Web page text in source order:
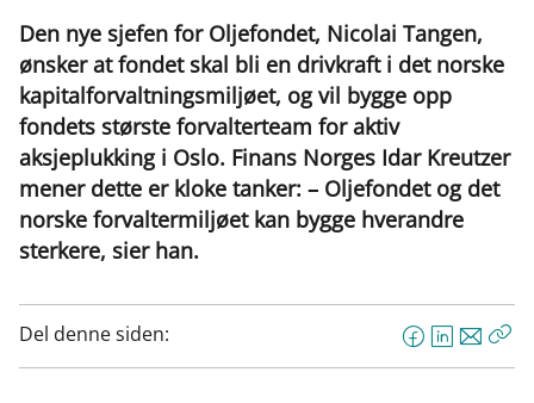
Den nye sjefen for Oljefondet, Nicolai Tangen,
ønsker at fondet skal bli en drivkraft i det norske
kapitalforvaltningsmiljøet, og vil bygge opp
fondets største forvalterteam for aktiv
aksjeplukking i Oslo. Finans Norges Idar Kreutzer
mener dette er kloke tanker: – Oljefondet og det
norske forvaltermiljøet kan bygge hverandre
sterkere, sier han.
Del denne siden:
F
L
E